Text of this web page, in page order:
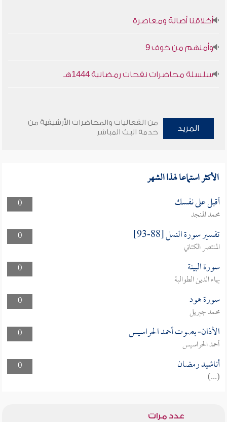
أخلاقنا أصالة ومعاصرة
وأمنهم من خوف 9
سلسلة محاضرات نفحات رمضانية 1444هـ
المزيد
من الفعاليات والمحاضرات الأرشيفية من
خدمة البث المباشر
الأكثر استماعا لهذا الشهر
0 أقبل على نفسك
محمد المنجد
0
تفسير سورة النمل [88-93]
المنتصر الكتاني
0
سورة البينة
بهاء الدين الطوالبة
0
سورة هود
محمد جبريل
0
الأذان- بصوت أحمد الحراسيس
أحمد الحراسيس
0
أناشيد رمضان
(...)
عدد مرات